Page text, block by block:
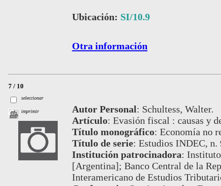
Ubicación: SI/10.9
Otra información
7 / 10
seleccionar
imprimir Autor Personal: Schultess, Walter.
Artículo: Evasión fiscal : causas y
Título monográfico: Economía no
Título de serie: Estudios INDEC, n.
Institución patrocinadora:
[Argentina]; Banco Central de la
Interamericano de Estudios